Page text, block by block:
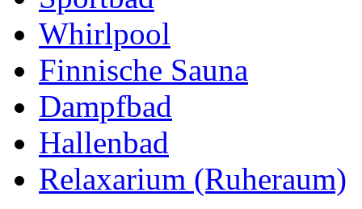
Whirlpool
Finnische Sauna
Dampfbad
Hallenbad
Relaxarium (Ruheraum)